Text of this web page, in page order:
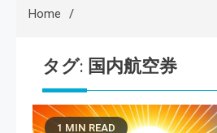
Home
タグ: 国内航空券
1 MIN READ